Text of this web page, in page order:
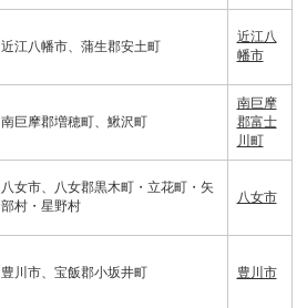
近江八幡市、蒲生郡安土町
近江八
幡市
南巨摩郡増穂町、鰍沢町
南巨摩
郡富士
川町
八女市、八女郡黒木町・立花町・矢
部村・星野村
八女市
豊川市、宝飯郡小坂井町 豊川市